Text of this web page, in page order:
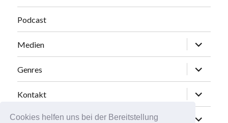
Cookies helfen uns bei der Bereitstellung
Podcast
Medien
öffnen
Genres
öffnen
Kontakt
öffnen
Abonnieren